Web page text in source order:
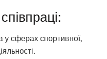
у сферах спортивної,